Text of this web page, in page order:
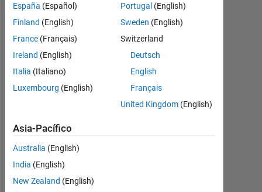
Panel de control
Estadística
MATLAB Answers
CONTRIBUCIONES
España (Español)
Finland (English)
France (Français)
Ireland (English)
Italia (Italiano)
Luxembourg (English)
Portugal (English)
Sweden (English)
Switzerland
Deutsch
English
Français
United Kingdom(English)
Asia-Pacífico
Australia (English)
India (English)
New Zealand (English)